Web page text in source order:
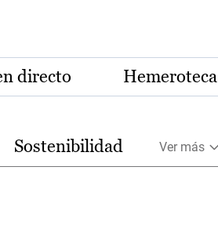
directo Hemeroteca
Sostenibilidad Ver más